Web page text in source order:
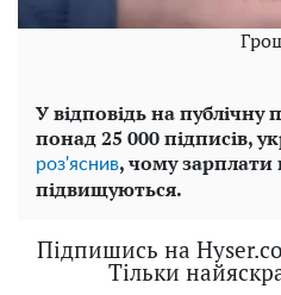
У відповідь на публічну
понад 25 000 підписів,
роз'яснив, чому зарплати
підвищуються.
Підпишись на
Тільки